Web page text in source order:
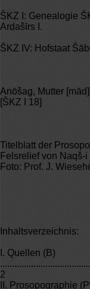
ŠKZ I: Genealogie
Ardašīrs I.
ŠKZ IV: Hofstaat
Anōšag, Mutter
[ŠKZ I 18]
Titelblatt der
Felsrelief von Naqš-
Foto: Prof. J.
Inhaltsverzeichnis:
I. Quellen (B)
2
II. Prosopographie